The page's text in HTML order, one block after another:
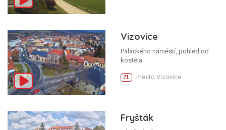
Vizovice
Palackého náměstí, pohled od
kostela
ZL město Vizovice
Fryšták